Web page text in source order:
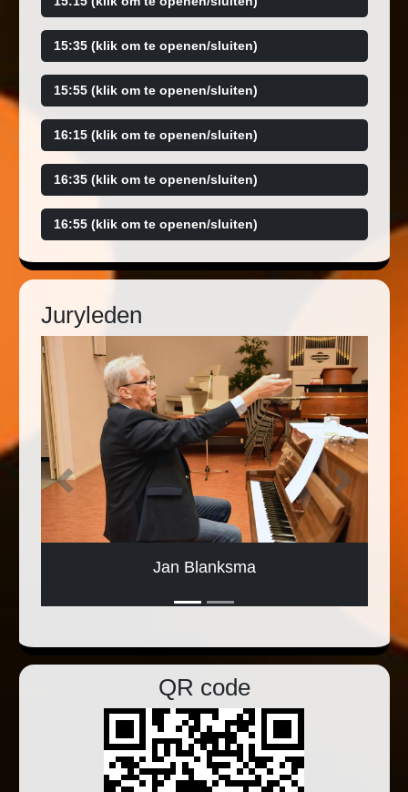
15:35 (klik om te openen/sluiten)
15:55 (klik om te openen/sluiten)
16:15 (klik om te openen/sluiten)
16:35 (klik om te openen/sluiten)
16:55 (klik om te openen/sluiten)
Juryleden
Jan Blanksma
Previous Next
QR code